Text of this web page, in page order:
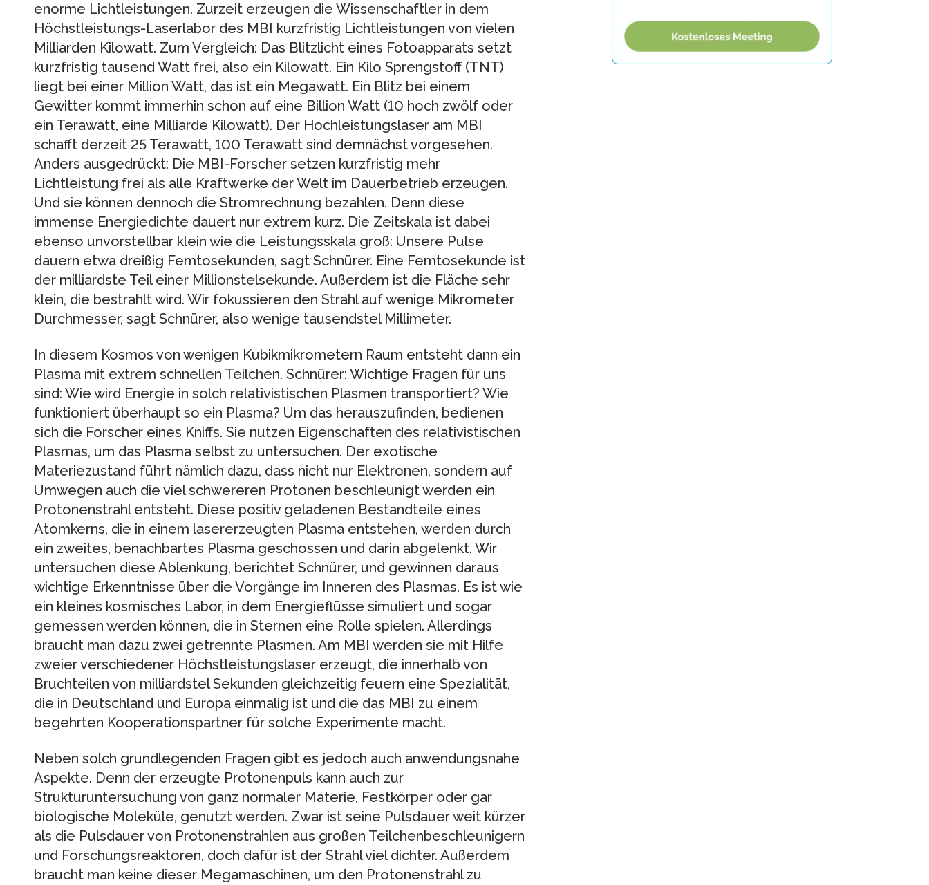
enorme Lichtleistungen. Zurzeit erzeugen die Wissenschaftler in dem
Höchstleistungs-Laserlabor des MBI kurzfristig Lichtleistungen von vielen
Milliarden Kilowatt. Zum Vergleich: Das Blitzlicht eines Fotoapparats setzt
kurzfristig tausend Watt frei, also ein Kilowatt. Ein Kilo Sprengstoff (TNT)
liegt bei einer Million Watt, das ist ein Megawatt. Ein Blitz bei einem
Gewitter kommt immerhin schon auf eine Billion Watt (10 hoch zwölf oder
ein Terawatt, eine Milliarde Kilowatt). Der Hochleistungslaser am MBI
schafft derzeit 25 Terawatt, 100 Terawatt sind demnächst vorgesehen.
Anders ausgedrückt: Die MBI-Forscher setzen kurzfristig mehr
Lichtleistung frei als alle Kraftwerke der Welt im Dauerbetrieb erzeugen.
Und sie können dennoch die Stromrechnung bezahlen. Denn diese
immense Energiedichte dauert nur extrem kurz. Die Zeitskala ist dabei
ebenso unvorstellbar klein wie die Leistungsskala groß: Unsere Pulse
dauern etwa dreißig Femtosekunden, sagt Schnürer. Eine Femtosekunde ist
der milliardste Teil einer Millionstelsekunde. Außerdem ist die Fläche sehr
klein, die bestrahlt wird. Wir fokussieren den Strahl auf wenige Mikrometer
Durchmesser, sagt Schnürer, also wenige tausendstel Millimeter.
In diesem Kosmos von wenigen Kubikmikrometern Raum entsteht dann ein
Plasma mit extrem schnellen Teilchen. Schnürer: Wichtige Fragen für uns
sind: Wie wird Energie in solch relativistischen Plasmen transportiert? Wie
funktioniert überhaupt so ein Plasma? Um das herauszufinden, bedienen
sich die Forscher eines Kniffs. Sie nutzen Eigenschaften des relativistischen
Plasmas, um das Plasma selbst zu untersuchen. Der exotische
Materiezustand führt nämlich dazu, dass nicht nur Elektronen, sondern auf
Umwegen auch die viel schwereren Protonen beschleunigt werden ein
Protonenstrahl entsteht. Diese positiv geladenen Bestandteile eines
Atomkerns, die in einem lasererzeugten Plasma entstehen, werden durch
ein zweites, benachbartes Plasma geschossen und darin abgelenkt. Wir
untersuchen diese Ablenkung, berichtet Schnürer, und gewinnen daraus
wichtige Erkenntnisse über die Vorgänge im Inneren des Plasmas. Es ist wie
ein kleines kosmisches Labor, in dem Energieflüsse simuliert und sogar
gemessen werden können, die in Sternen eine Rolle spielen. Allerdings
braucht man dazu zwei getrennte Plasmen. Am MBI werden sie mit Hilfe
zweier verschiedener Höchstleistungslaser erzeugt, die innerhalb von
Bruchteilen von milliardstel Sekunden gleichzeitig feuern eine Spezialität,
die in Deutschland und Europa einmalig ist und die das MBI zu einem
begehrten Kooperationspartner für solche Experimente macht.
Neben solch grundlegenden Fragen gibt es jedoch auch anwendungsnahe
Aspekte. Denn der erzeugte Protonenpuls kann auch zur
Strukturuntersuchung von ganz normaler Materie, Festkörper oder gar
biologische Moleküle, genutzt werden. Zwar ist seine Pulsdauer weit kürzer
als die Pulsdauer von Protonenstrahlen aus großen Teilchenbeschleunigern
und Forschungsreaktoren, doch dafür ist der Strahl viel dichter. Außerdem
braucht man keine dieser Megamaschinen, um den Protonenstrahl zu